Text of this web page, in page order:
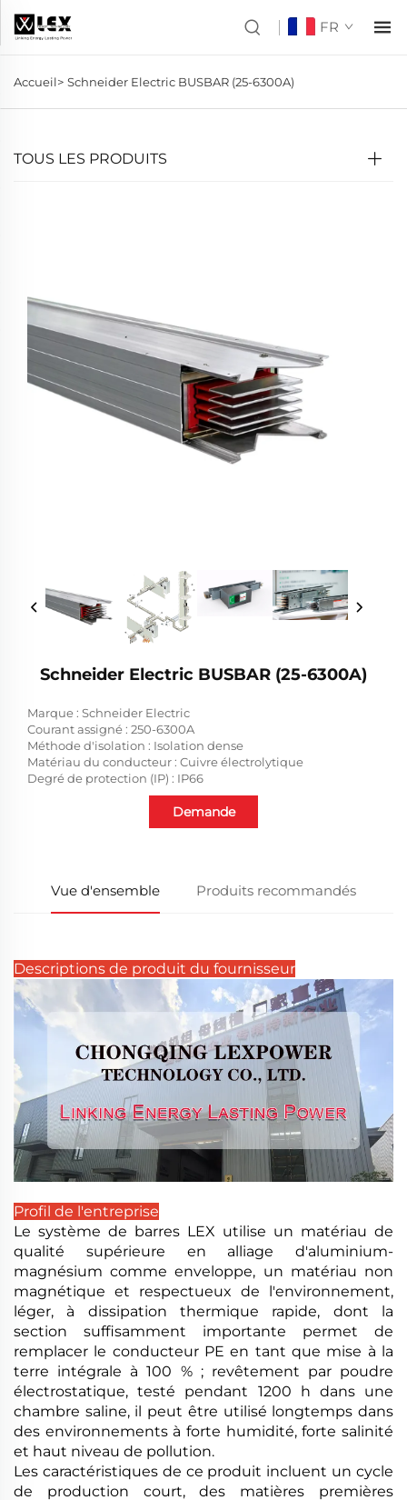
FR
Accueil> Schneider Electric BUSBAR (25-6300A)
TOUS LES PRODUITS
Schneider Electric BUSBAR (25-6300A)
Marque : Schneider Electric
Courant assigné : 250-6300A
Méthode d'isolation : Isolation dense
Matériau du conducteur : Cuivre électrolytique
Degré de protection (IP) : IP66
Demande
Vue d'ensemble Produits recommandés
Descriptions de produit du fournisseur
Profil de l'entreprise
Le système de barres LEX utilise un matériau de
qualité supérieure en alliage d'aluminium-
magnésium comme enveloppe, un matériau non
magnétique et respectueux de l'environnement,
léger, à dissipation thermique rapide, dont la
section suffisamment importante permet de
remplacer le conducteur PE en tant que mise à la
terre intégrale à 100 % ; revêtement par poudre
électrostatique, testé pendant 1200 h dans une
chambre saline, il peut être utilisé longtemps dans
des environnements à forte humidité, forte salinité
et haut niveau de pollution.
Les caractéristiques de ce produit incluent un cycle
de production court, des matières premières